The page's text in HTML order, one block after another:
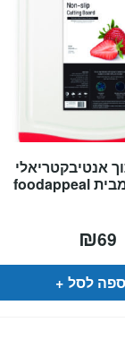
אנטיבקטריאלי
₪69
לסל